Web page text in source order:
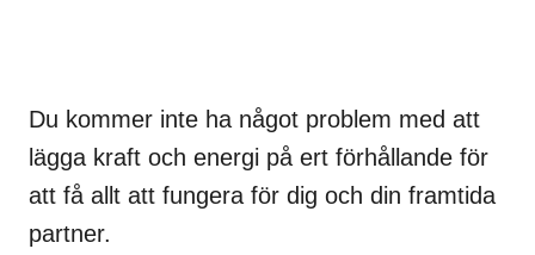
Du kommer inte ha något problem med att
lägga kraft och energi på ert förhållande för
att få allt att fungera för dig och din framtida
partner.